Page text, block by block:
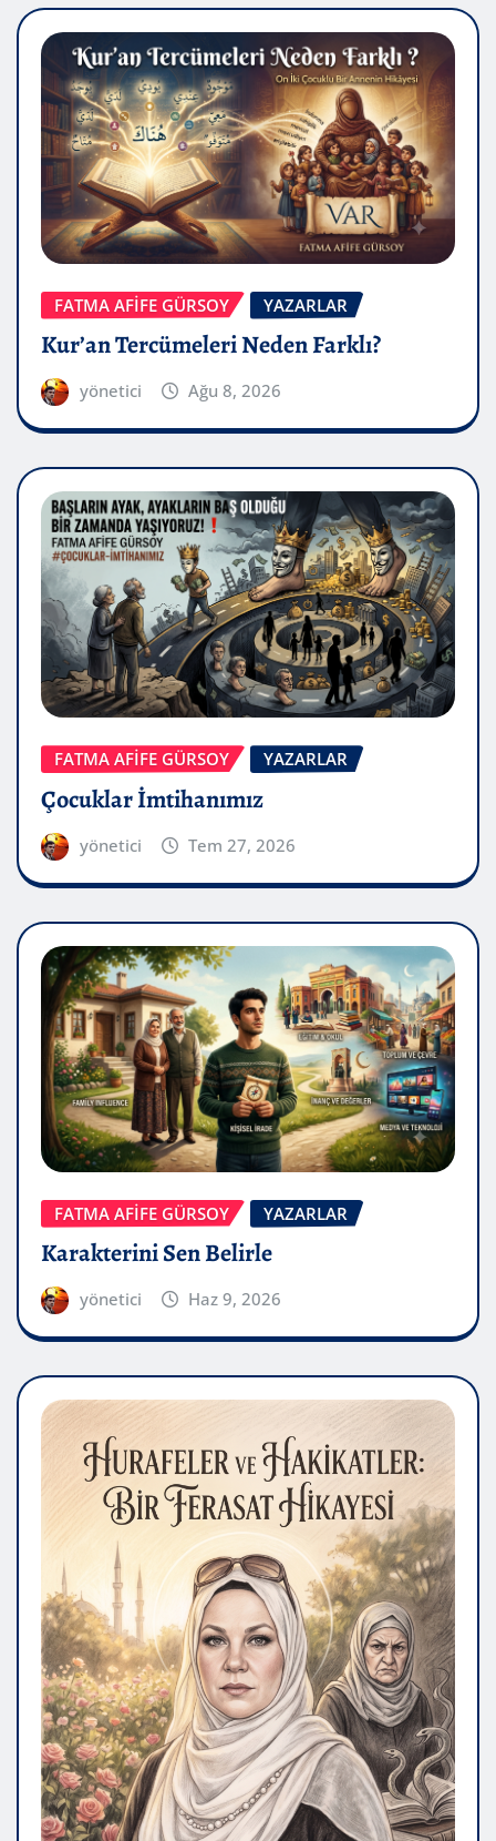
FATMA AFİFE GÜRSOY YAZARLAR
Kur’an Tercümeleri Neden Farklı?
yönetici Ağu 8, 2026
FATMA AFİFE GÜRSOY YAZARLAR
Çocuklar İmtihanımız
yönetici Tem 27, 2026
FATMA AFİFE GÜRSOY YAZARLAR
Karakterini Sen Belirle
yönetici Haz 9, 2026